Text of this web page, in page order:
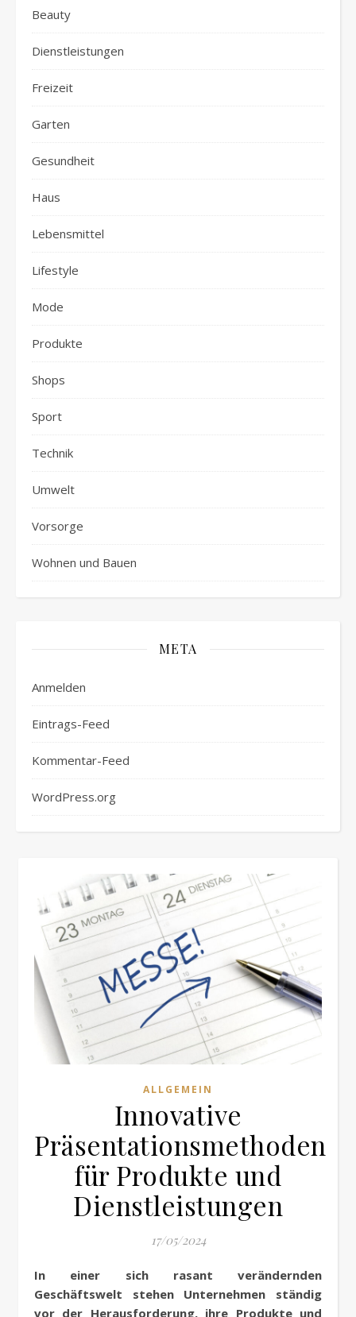
Beauty
Dienstleistungen
Freizeit
Garten
Gesundheit
Haus
Lebensmittel
Lifestyle
Mode
Produkte
Shops
Sport
Technik
Umwelt
Vorsorge
Wohnen und Bauen
META
Anmelden
Eintrags-Feed
Kommentar-Feed
WordPress.org
ALLGEMEIN
Innovative
Präsentationsmethoden
für Produkte und
Dienstleistungen
17/05/2024
In einer sich rasant verändernden
Geschäftswelt stehen Unternehmen ständig
vor der Herausforderung, ihre Produkte und